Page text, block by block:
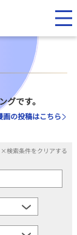
グです。
画の投稿はこちら
×検索条件をクリアする